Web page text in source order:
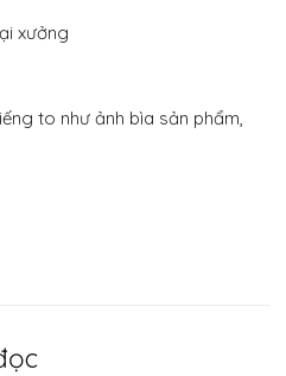
xưởng
to như ảnh bìa sản phẩm,